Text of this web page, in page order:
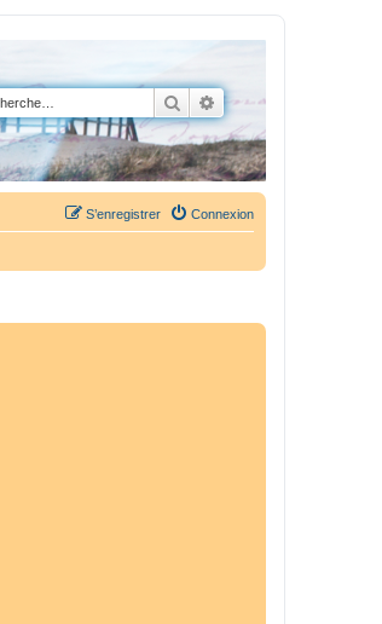
Rechercher
Recherche avancée
Connexion
S’enregistrer